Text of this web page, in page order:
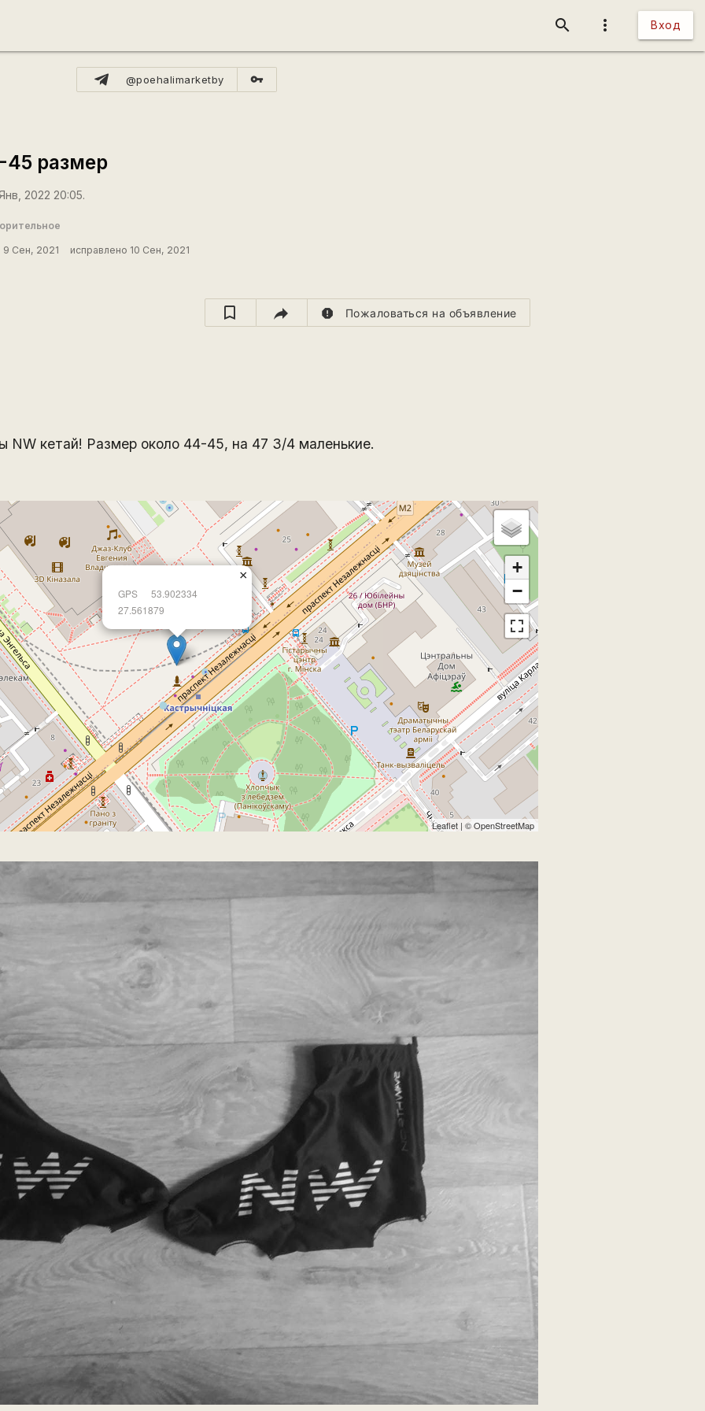
more_vert Вход
search
@poehalimarketby vpn_key
размер
2022 20:05.
9 Сен, 2021 исправлено 10 Сен, 2021
report Пожаловаться на объявление
NW кетай! Размер около 44-45, на 47 3/4 маленькие.
GPS
53.902334
27.561879
×
+
−
Leaflet | ©OpenStreetMap